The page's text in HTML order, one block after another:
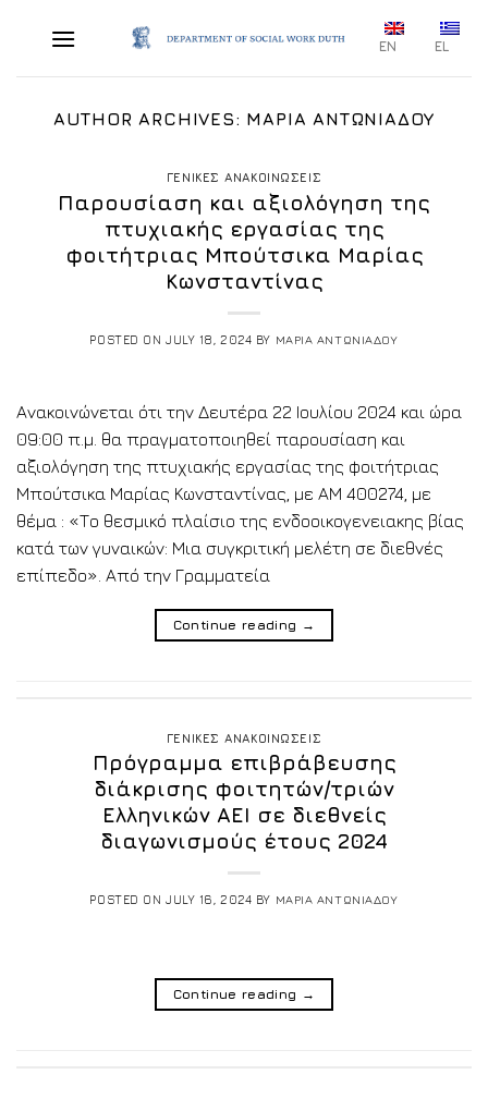
EN EL
AUTHOR ARCHIVES: ΜΑΡΙΑ ΑΝΤΩΝΙΑΔΟΥ
ΓΕΝΙΚΕΣ ΑΝΑΚΟΙΝΩΣΕΙΣ
Παρουσίαση και αξιολόγηση της
πτυχιακής εργασίας της
φοιτήτριας Μπούτσικα Μαρίας
Κωνσταντίνας
POSTED ONJULY 18, 2024 BY ΜΑΡΙΑ ΑΝΤΩΝΙΑΔΟΥ
Ανακοινώνεται ότι την Δευτέρα 22 Ιουλίου 2024 και ώρα
09:00 π.μ. θα πραγματοποιηθεί παρουσίαση και
αξιολόγηση της πτυχιακής εργασίας της φοιτήτριας
Μπούτσικα Μαρίας Κωνσταντίνας, με ΑΜ 400274, με
θέμα : «Το θεσμικό πλαίσιο της ενδοοικογενειακης βίας
κατά των γυναικών: Μια συγκριτική μελέτη σε διεθνές
επίπεδο». Από την Γραμματεία
Continue reading →
ΓΕΝΙΚΕΣ ΑΝΑΚΟΙΝΩΣΕΙΣ
Πρόγραμμα επιβράβευσης
διάκρισης φοιτητών/τριών
Ελληνικών ΑΕΙ σε διεθνείς
διαγωνισμούς έτους 2024
POSTED ONJULY 16, 2024 BY ΜΑΡΙΑ ΑΝΤΩΝΙΑΔΟΥ
Continue reading →